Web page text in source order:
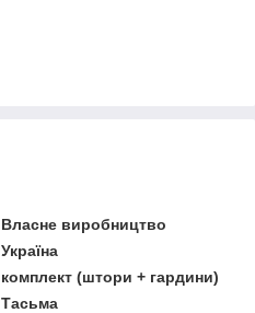
Власне виробництво
Україна
комплект (штори + гардини)
Тасьма